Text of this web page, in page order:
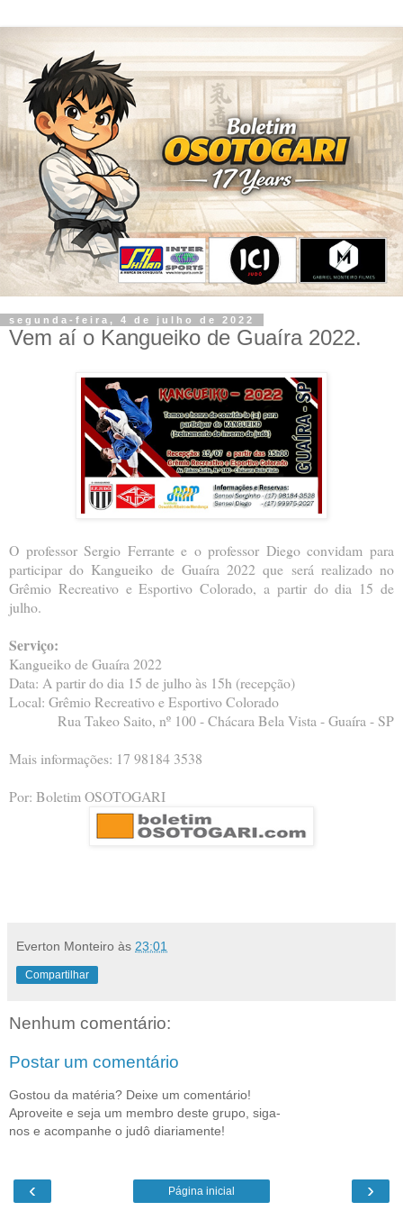
segunda-feira, 4 de julho de 2022
Vem aí o Kangueiko de Guaíra 2022.
O professor Sergio Ferrante e o professor Diego convidam para
participar do Kangueiko de Guaíra 2022 que será realizado no
Grêmio Recreativo e Esportivo Colorado, a partir do dia 15 de
julho.
Serviço:
Kangueiko de Guaíra 2022
Data: A partir do dia 15 de julho às 15h (recepção)
Local: Grêmio Recreativo e Esportivo Colorado
Rua Takeo Saito, nº 100 - Chácara Bela Vista - Guaíra - SP
Mais informações: 17 98184 3538
Por: Boletim OSOTOGARI
Everton Monteiro às 23:01
Compartilhar
Nenhum comentário:
Postar um comentário
Gostou da matéria? Deixe um comentário!
Aproveite e seja um membro deste grupo, siga-
nos e acompanhe o judô diariamente!
‹ ›
Página inicial